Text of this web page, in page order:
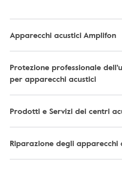
Apparecchi acustici Amplifon
Protezione professionale
per apparecchi acustici
Prodotti e Servizi dei centri
Riparazione degli apparecchi